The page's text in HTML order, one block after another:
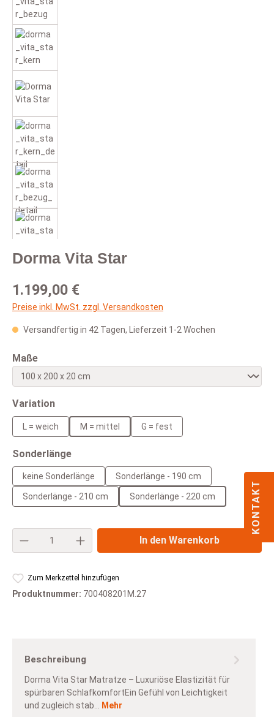
Dorma Vita Star
Regulärer Preis:
1.199,00 €
Preise inkl. MwSt. zzgl. Versandkosten
Versandfertig in 42 Tagen, Lieferzeit 1-2 Wochen
Maßeauswählen
Variationauswählen
L = weich M = mittel G = fest
Sonderlängeauswählen
keine Sonderlänge Sonderlänge - 190 cm
Sonderlänge - 210 cm Sonderlänge - 220 cm
Produkt Anzahl: Gib den gewünschten
In den Warenkorb
Zum Merkzettel hinzufügen
Produktnummer: 700408201M.27
Beschreibung
Dorma Vita Star Matratze – Luxuriöse Elastizität für
spürbaren SchlafkomfortEin Gefühl von Leichtigkeit
und zugleich stab…
Mehr
KONTAKT